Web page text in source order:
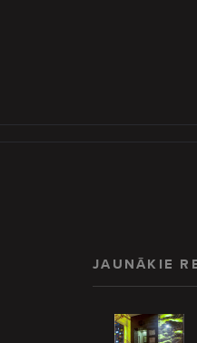
JAUNĀKIE